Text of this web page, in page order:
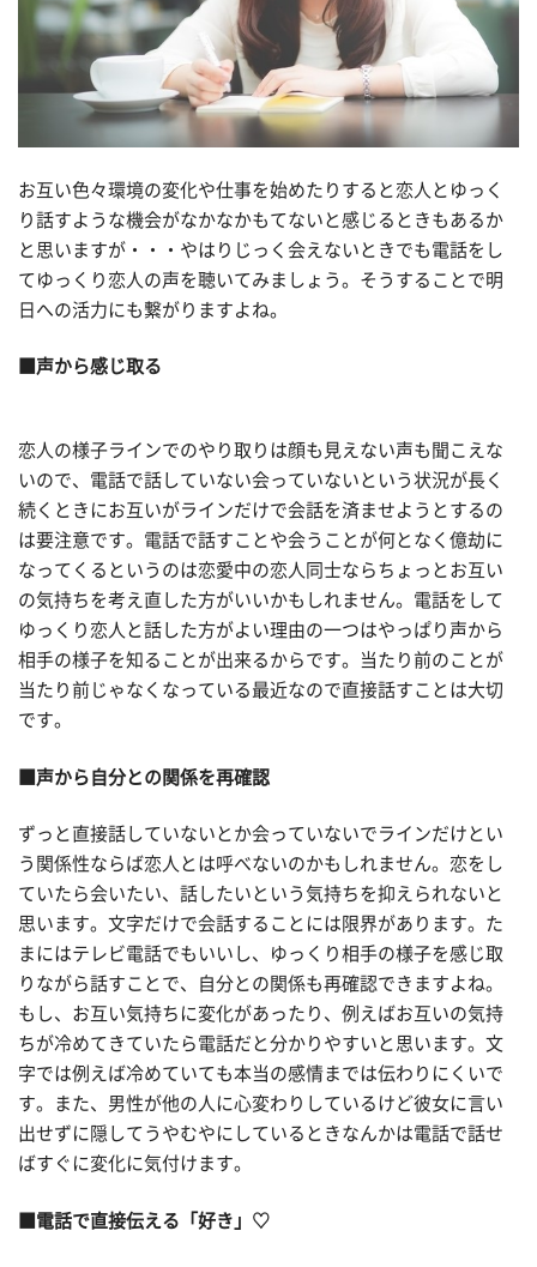
お互い色々環境の変化や仕事を始めたりすると恋人とゆっく
り話すような機会がなかなかもてないと感じるときもあるか
と思いますが・・・やはりじっく会えないときでも電話をし
てゆっくり恋人の声を聴いてみましょう。そうすることで明
日への活力にも繋がりますよね。
■声から感じ取る
恋人の様子ラインでのやり取りは顔も見えない声も聞こえな
いので、電話で話していない会っていないという状況が長く
続くときにお互いがラインだけで会話を済ませようとするの
は要注意です。電話で話すことや会うことが何となく億劫に
なってくるというのは恋愛中の恋人同士ならちょっとお互い
の気持ちを考え直した方がいいかもしれません。電話をして
ゆっくり恋人と話した方がよい理由の一つはやっぱり声から
相手の様子を知ることが出来るからです。当たり前のことが
当たり前じゃなくなっている最近なので直接話すことは大切
です。
■声から自分との関係を再確認
ずっと直接話していないとか会っていないでラインだけとい
う関係性ならば恋人とは呼べないのかもしれません。恋をし
ていたら会いたい、話したいという気持ちを抑えられないと
思います。文字だけで会話することには限界があります。た
まにはテレビ電話でもいいし、ゆっくり相手の様子を感じ取
りながら話すことで、自分との関係も再確認できますよね。
もし、お互い気持ちに変化があったり、例えばお互いの気持
ちが冷めてきていたら電話だと分かりやすいと思います。文
字では例えば冷めていても本当の感情までは伝わりにくいで
す。また、男性が他の人に心変わりしているけど彼女に言い
出せずに隠してうやむやにしているときなんかは電話で話せ
ばすぐに変化に気付けます。
■電話で直接伝える「好き」♡